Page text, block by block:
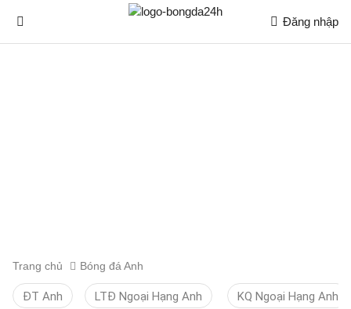
Đăng nhập
Trang chủ Bóng đá Anh
ĐT Anh LTĐ Ngoại Hạng Anh KQ Ngoại Hạng Anh